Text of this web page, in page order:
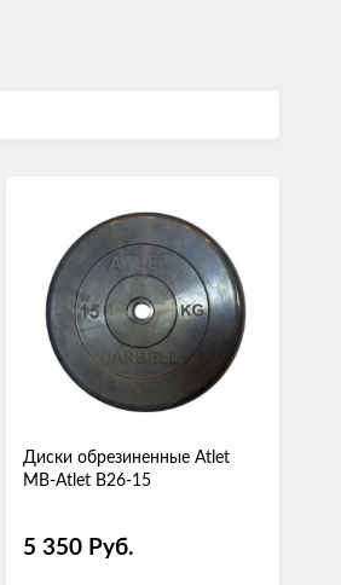
Диски обрезиненные Atlet
MB-Atlet B26-15
5 350 Руб.